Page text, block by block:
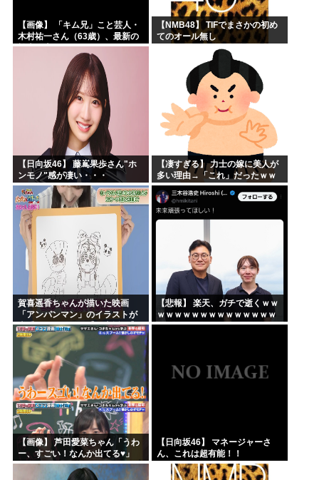
【画像】 「キム兄」こと芸人・
木村祐一さん（63歳）、最新の
松本人志さんとのツーショット
が完全に別人だとネット騒然！
「マジで誰かわからん」...
【NMB48】 TIFでまさかの初め
てのオール無し
【日向坂46】 藤嶌果歩さん"ホ
ンモノ"感が凄い・・・
【凄すぎる】 力士の嫁に美人が
多い理由→「これ」だったｗｗ
ｗｗｗｗｗ
賀喜遥香ちゃんが描いた映画
「アンパンマン」のイラストが
上手すぎる！！！【乃木坂46】
【悲報】 楽天、ガチで逝くｗｗ
ｗｗｗｗｗｗｗｗｗｗｗｗｗｗ
ｗｗｗｗ
【画像】 芦田愛菜ちゃん「うわ
ー、すごい！なんか出てる♥」
【日向坂46】 マネージャーさ
ん、これは超有能！！